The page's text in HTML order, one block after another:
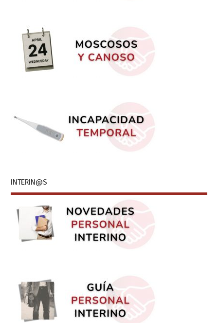
INTERIN@S